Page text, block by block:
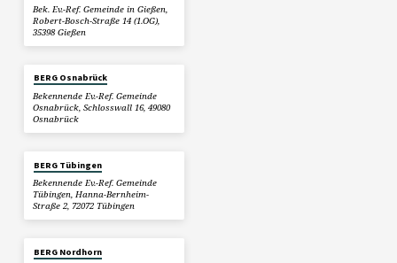
Bek. Ev.-Ref. Gemeinde in Gießen,
Robert-Bosch-Straße 14 (1.OG),
35398 Gießen
BERG Osnabrück
Bekennende Ev.-Ref. Gemeinde
Osnabrück, Schlosswall 16, 49080
Osnabrück
BERG Tübingen
Bekennende Ev.-Ref. Gemeinde
Tübingen, Hanna-Bernheim-
Straße 2, 72072 Tübingen
BERG Nordhorn